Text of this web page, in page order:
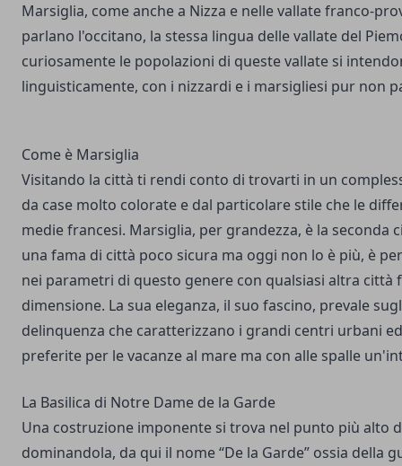
Marsiglia, come anche a Nizza e nelle vallate franco-
parlano l'occitano, la stessa lingua delle vallate del
curiosamente le popolazioni di queste vallate si
linguisticamente, con i nizzardi e i marsigliesi pur non
Come è Marsiglia
Visitando la città ti rendi conto di trovarti in un
da case molto colorate e dal particolare stile che le
medie francesi. Marsiglia, per grandezza, è la seconda
una fama di città poco sicura ma oggi non lo è più, è
nei parametri di questo genere con qualsiasi altra città
dimensione. La sua eleganza, il suo fascino, prevale
delinquenza che caratterizzano i grandi centri urbani
preferite per le vacanze al mare ma con alle spalle
La Basilica di Notre Dame de la Garde
Una costruzione imponente si trova nel punto più alto
dominandola, da qui il nome “De la Garde” ossia della